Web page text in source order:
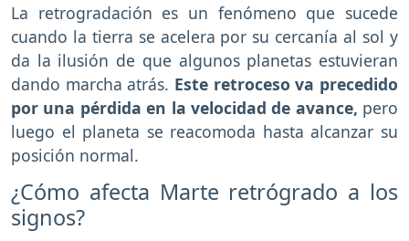
La retrogradación es un fenómeno que sucede
cuando la tierra se acelera por su cercanía al sol y
da la ilusión de que algunos planetas estuvieran
dando marcha atrás. Este retroceso va precedido
por una pérdida en la velocidad de avance, pero
luego el planeta se reacomoda hasta alcanzar su
posición normal.
¿Cómo afecta Marte retrógrado a los
signos?